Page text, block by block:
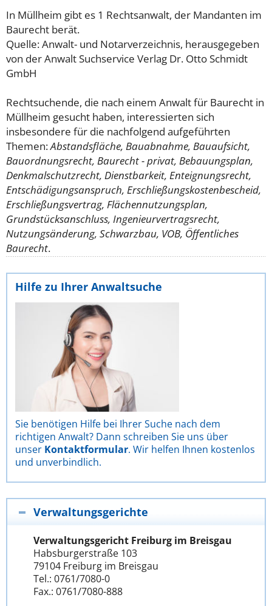
In Müllheim gibt es 1 Rechtsanwalt, der Mandanten im
Baurecht berät.
Quelle: Anwalt- und Notarverzeichnis, herausgegeben
von der Anwalt Suchservice Verlag Dr. Otto Schmidt
GmbH
Rechtsuchende, die nach einem Anwalt für Baurecht in
Müllheim gesucht haben, interessierten sich
insbesondere für die nachfolgend aufgeführten
Themen:Abstandsfläche, Bauabnahme, Bauaufsicht,
Bauordnungsrecht, Baurecht - privat, Bebauungsplan,
Denkmalschutzrecht, Dienstbarkeit, Enteignungsrecht,
Entschädigungsanspruch, Erschließungskostenbescheid,
Erschließungsvertrag, Flächennutzungsplan,
Grundstücksanschluss, Ingenieurvertragsrecht,
Nutzungsänderung, Schwarzbau, VOB, Öffentliches
Baurecht.
Hilfe zu Ihrer Anwaltsuche
Sie benötigen Hilfe bei Ihrer Suche nach dem
richtigen Anwalt? Dann schreiben Sie uns über
unser Kontaktformular. Wir helfen Ihnen kostenlos
und unverbindlich.
Verwaltungsgerichte
Verwaltungsgericht Freiburg im Breisgau
Habsburgerstraße 103
79104 Freiburg im Breisgau
Tel.: 0761/7080-0
Fax.: 0761/7080-888